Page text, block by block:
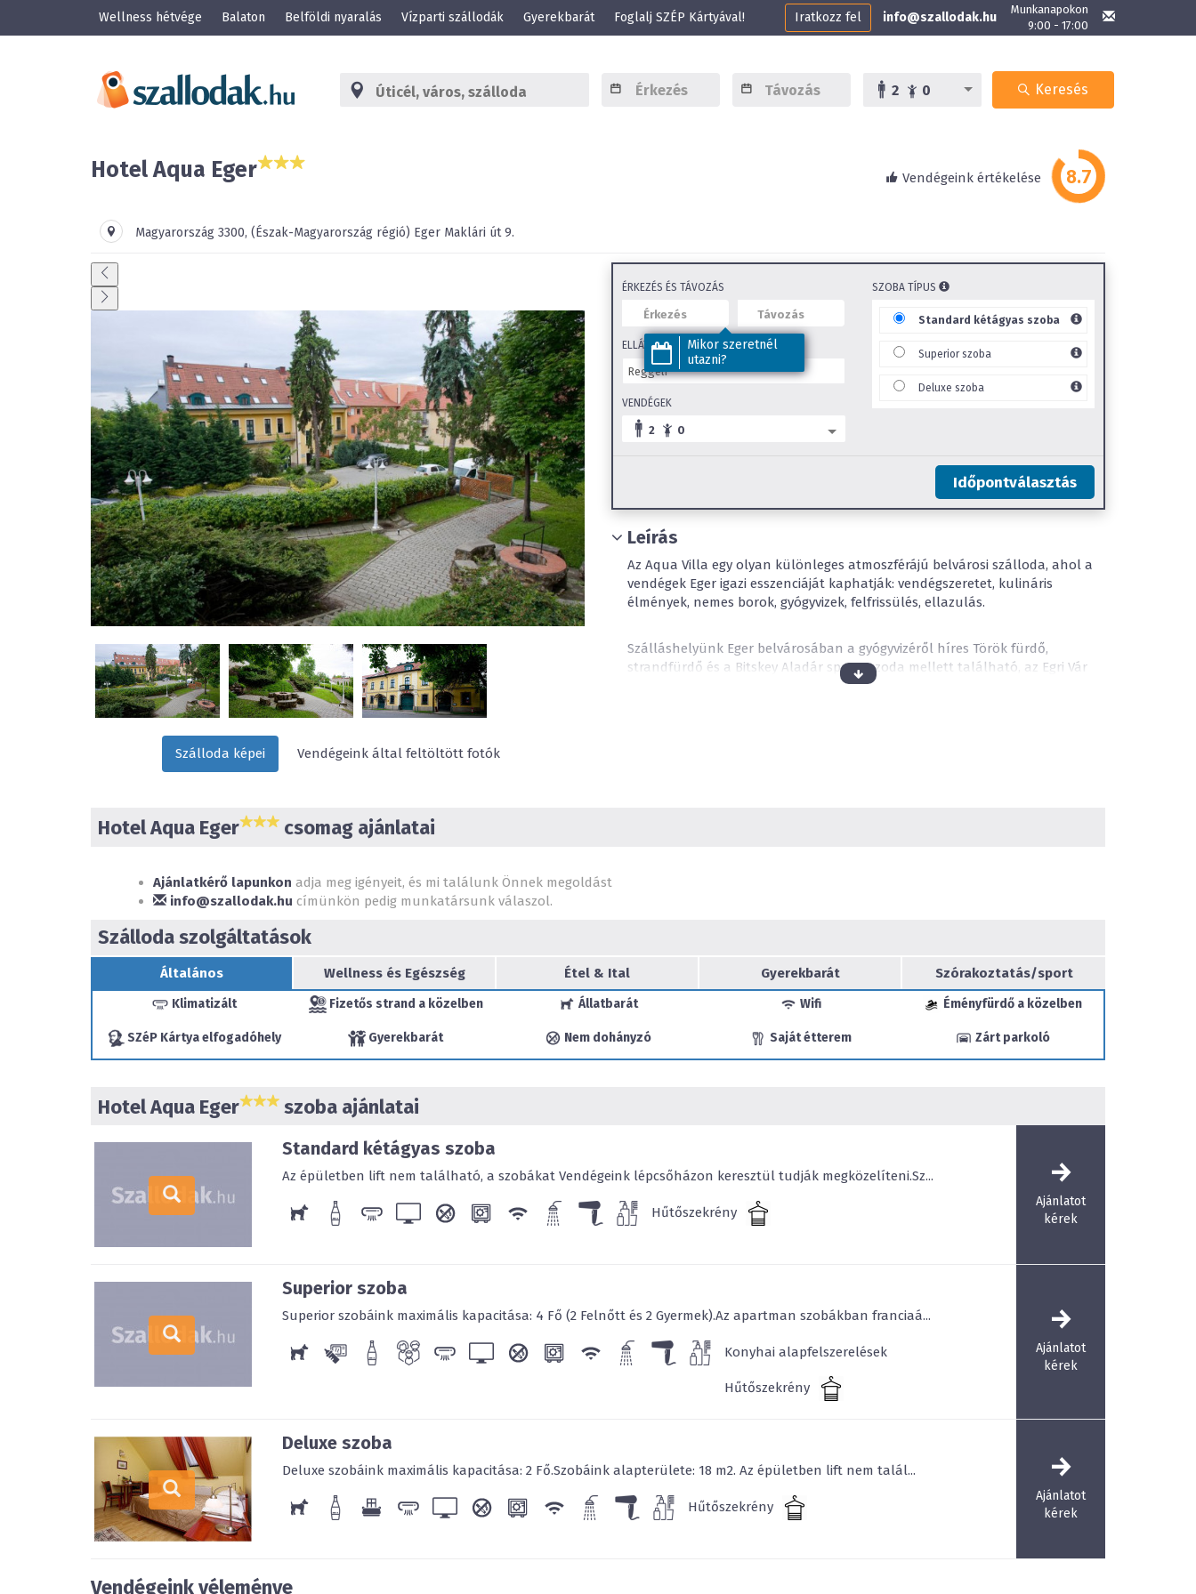
Wellness hétvége Balaton Belföldi nyaralás Vízparti szállodák Gyerekbarát Foglalj SZÉP Kártyával! Iratkozz fel info@szallodak.hu
Munkanapokon
9:00 - 17:00
2 0 Keresés
Hotel Aqua Eger Vendégeink értékelése
Magyarország 3300, (Észak-Magyarország régió) Eger Maklári út 9.
Szálloda képei Vendégeink által feltöltött fotók
ÉRKEZÉS ÉS TÁVOZÁS
Mikor szeretnél
utazni?
ELLÁTÁS
VENDÉGEK
2 0
SZOBA TÍPUS
Standard kétágyas szoba
Superior szoba
Deluxe szoba
Időpontválasztás
Leírás
Az Aqua Villa egy olyan különleges atmoszférájú belvárosi szálloda, ahol a
vendégek Eger igazi esszenciáját kaphatják: vendégszeretet, kulináris
élmények, nemes borok, gyógyvizek, felfrissülés, ellazulás.
Szálláshelyünk Eger belvárosában a gyógyvizéről híres Török fürdő,
strandfürdő és a Bitskey Aladár sportuszoda mellett található, az Egri Vár
déli bejáratától 2 perc sétára. A belváros szívében való elhelyezkedés
három kétlégterű. Igény esetén, térítésmentesen biztosítunk baba
utazóágyat, baba kádat és bilit.
Udvari, zárt parkolónk ingyenesen áll Vendégeink rendelkezésére!
Szállodánk halljában, továbbá éttermünk egész területén térítésmentes
Hotel Aqua Eger csomag ajánlatai
Ajánlatkérő lapunkon adja meg igényeit, és mi találunk Önnek megoldást
info@szallodak.hu címünkön pedig munkatársunk válaszol.
Szálloda szolgáltatások
Általános Wellness és Egészség Étel & Ital Gyerekbarát Szórakoztatás/sport
Klimatizált Fizetős strand a közelben Állatbarát Wifi Éményfürdő a közelben
SZéP Kártya elfogadóhely Gyerekbarát Nem dohányzó Saját étterem Zárt parkoló
Hotel Aqua Eger szoba ajánlatai
Standard kétágyas szoba
Az épületben lift nem található, a szobákat Vendégeink lépcsőházon keresztül tudják megközelíteni.Sz...
Hűtőszekrény
Ajánlatot
kérek
Superior szoba
Superior szobáink maximális kapacitása: 4 Fő (2 Felnőtt és 2 Gyermek).Az apartman szobákban franciaá...
Konyhai alapfelszerelések
Hűtőszekrény
Ajánlatot
kérek
Deluxe szoba
Deluxe szobáink maximális kapacitása: 2 Fő.Szobáink alapterülete: 18 m2. Az épületben lift nem talál...
Hűtőszekrény
Ajánlatot
kérek
Vendégeink véleménye